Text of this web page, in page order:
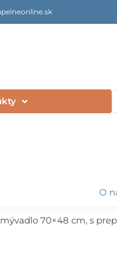
O
70×48 cm, s